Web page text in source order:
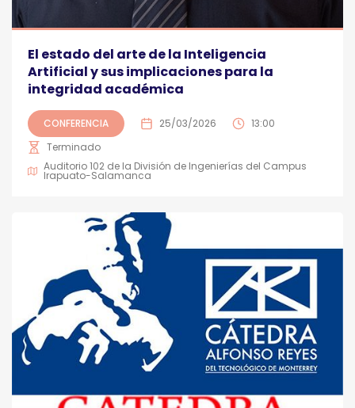
El estado del arte de la Inteligencia
Artificial y sus implicaciones para la
integridad académica
CONFERENCIA 25/03/2026
13:00
Terminado
Auditorio 102 de la División de Ingenierías del Campus
Irapuato-Salamanca